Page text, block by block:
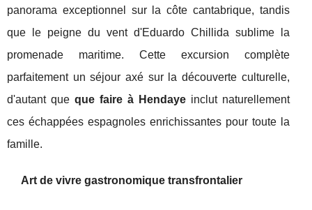
panorama exceptionnel sur la côte cantabrique, tandis
que le peigne du vent d'Eduardo Chillida sublime la
promenade maritime. Cette excursion complète
parfaitement un séjour axé sur la découverte culturelle,
d'autant que que faire à Hendayeinclut naturellement
ces échappées espagnoles enrichissantes pour toute la
famille.
Art de vivre gastronomique transfrontalier